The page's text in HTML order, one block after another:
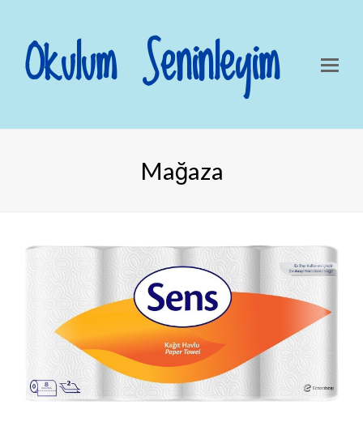
Okulum Seninleyim
Mağaza